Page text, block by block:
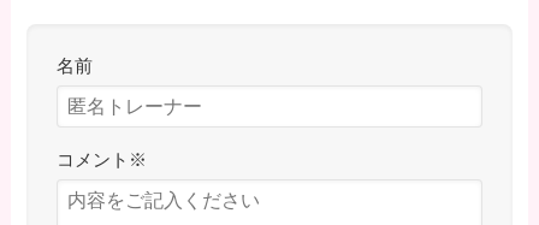
名前
コメント ※